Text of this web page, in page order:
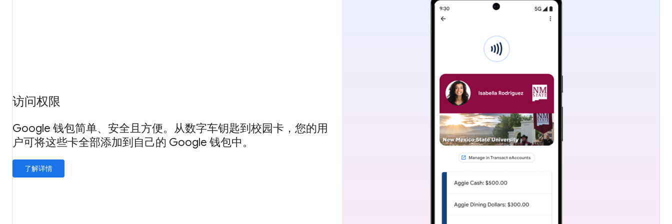
访问权限
Google 钱包简单、安全且方便。从数字车钥匙到校园卡，您的用
户可将这些卡全部添加到自己的 Google 钱包中。
了解详情